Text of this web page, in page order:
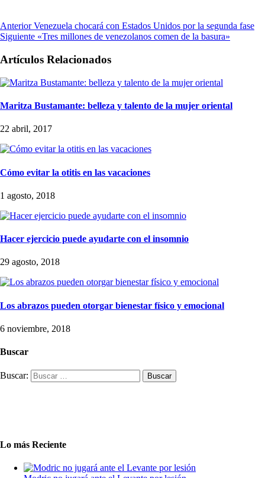
Anterior Venezuela chocará con Estados Unidos por la segunda fase
Siguiente «Tres millones de venezolanos comen de la basura»
Artículos Relacionados
Maritza Bustamante: belleza y talento de la mujer oriental
22 abril, 2017
Cómo evitar la otitis en las vacaciones
1 agosto, 2018
Hacer ejercicio puede ayudarte con el insomnio
29 agosto, 2018
Los abrazos pueden otorgar bienestar físico y emocional
6 noviembre, 2018
Buscar
Buscar:
Lo más Reciente